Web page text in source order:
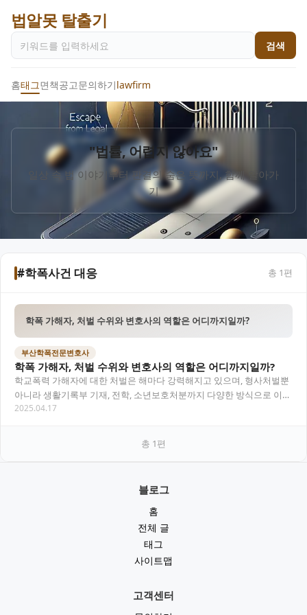
법알못 탈출기
검색
홈태그면책공고문의하기lawfirm
"법률, 어렵지 않아요"
일상 속 법 이야기부터 판결의 숨은 뜻까지, 함께 알아가
기
#학폭사건 대응 총 1편
학폭 가해자, 처벌 수위와 변호사의 역할은 어디까지일까?
부산학폭전문변호사
학폭 가해자, 처벌 수위와 변호사의 역할은 어디까지일까?
학교폭력 가해자에 대한 처벌은 해마다 강력해지고 있으며, 형사처벌뿐
아니라 생활기록부 기재, 전학, 소년보호처분까지 다양한 방식으로 이루
어집니다. 이 글에서는 학폭 가해자에게 내려…
2025.04.17
총 1편
블로그
홈
전체 글
태그
사이트맵
고객센터